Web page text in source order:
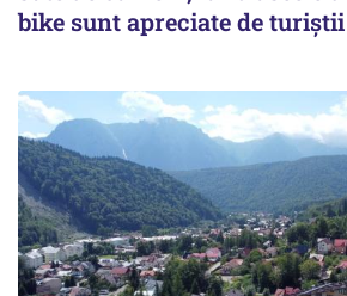
bike sunt apreciate de